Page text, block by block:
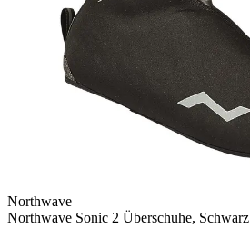
Northwave
Northwave Sonic 2 Überschuhe, Schwarz